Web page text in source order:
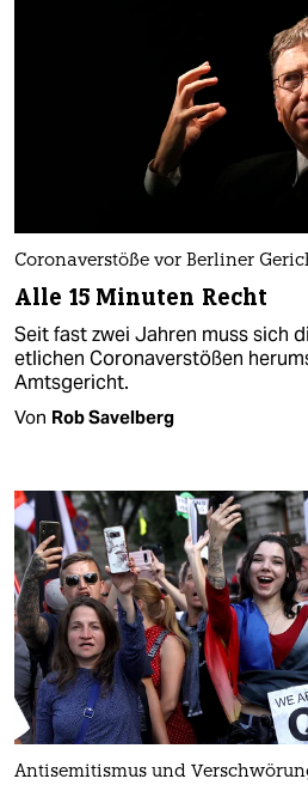
Coronaverstöße vor Berliner
Alle 15 Minuten Recht
Seit fast zwei Jahren muss sich
etlichen Coronaverstößen
Amtsgericht.
Von Rob Savelberg
Antisemitismus und